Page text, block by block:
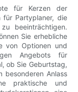
für Kerzen der
für Partyplaner, die
beeinträchtigen.
Sie erhebliche
von Optionen und
Angebots für
ob Sie Geburtstag,
besonderen Anlass
praktische und